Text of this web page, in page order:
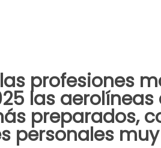
profesiones
las
preparados,
personales